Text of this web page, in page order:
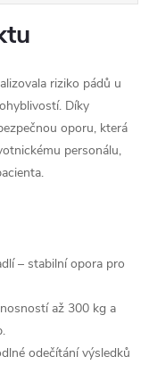
riziko pádů u
Díky
oporu, která
personálu,
– stabilní opora pro
až 300 kg a
odečítání výsledků